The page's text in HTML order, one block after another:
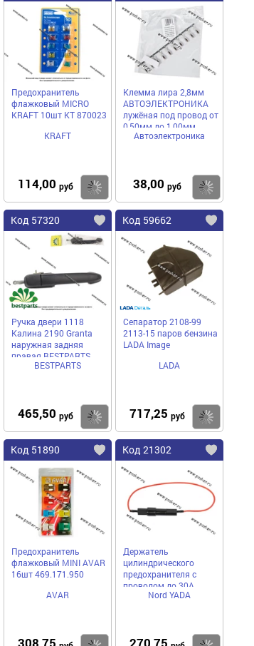
Предохранитель
флажковый MICRO
KRAFT 10шт KT 870023
KRAFT
114,00 руб Купить
Клемма лира 2,8мм
АВТОЭЛЕКТРОНИКА
лужёная под провод от
0,50мм до 1,00мм
Автоэлектроника
38,00 руб
Код 57320
Ручка двери 1118
Калина 2190 Granta
наружная задняя
правая BESTPARTS
BP012002 европодвес
BESTPARTS
465,50 руб Купить
Код 59662
Сепаратор 2108-99
2113-15 паров бензина
LADA Image
LADA
717,25 руб
Код 51890
Предохранитель
флажковый MINI AVAR
16шт 469.171.950
AVAR
308,75
Код 21302
Держатель
цилиндрического
предохранителя с
проводом до 30А
ПР119СБ Nord YADA
Nord YADA
270,75